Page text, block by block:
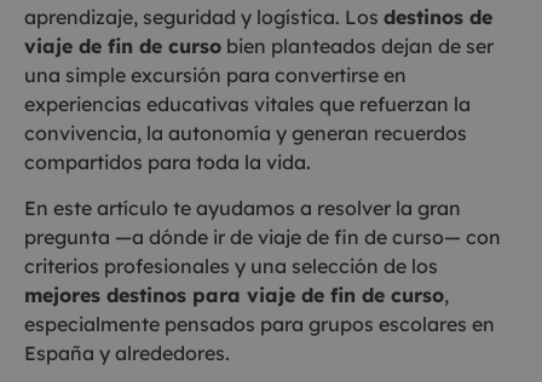
aprendizaje, seguridad y logística. Los destinos de
viaje de fin de curso bien planteados dejan de ser
una simple excursión para convertirse en
experiencias educativas vitales que refuerzan la
convivencia, la autonomía y generan recuerdos
compartidos para toda la vida.
En este artículo te ayudamos a resolver la gran
pregunta —a dónde ir de viaje de fin de curso— con
criterios profesionales y una selección de los
mejores destinos para viaje de fin de curso,
especialmente pensados para grupos escolares en
España y alrededores.